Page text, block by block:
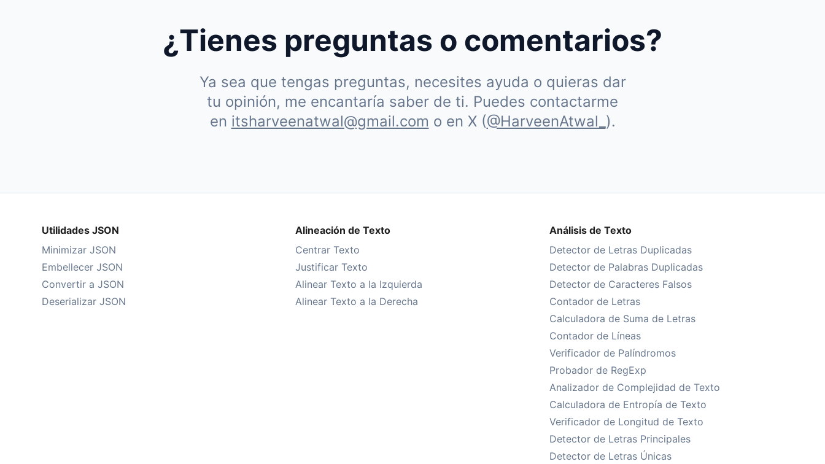
¿Tienes preguntas o comentarios?
Ya sea que tengas preguntas, necesites ayuda o quieras dar
tu opinión, me encantaría saber de ti. Puedes contactarme
en itsharveenatwal@gmail.com o en X (@HarveenAtwal_ ).
Utilidades JSON
Minimizar JSON
Embellecer JSON
Convertir a JSON
Deserializar JSON
Alineación de Texto
Centrar Texto
Justificar Texto
Alinear Texto a la Izquierda
Alinear Texto a la Derecha
Análisis de Texto
Detector de Letras Duplicadas
Detector de Palabras Duplicadas
Detector de Caracteres Falsos
Contador de Letras
Calculadora de Suma de Letras
Contador de Líneas
Verificador de Palíndromos
Probador de RegExp
Analizador de Complejidad de Texto
Calculadora de Entropía de Texto
Verificador de Longitud de Texto
Detector de Letras Principales
Detector de Letras Únicas